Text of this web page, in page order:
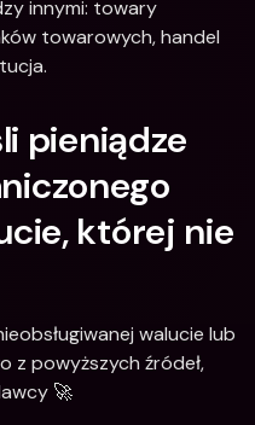
innymi: towary
towarowych, handel
pieniądze
której nie
walucie lub
z powyższych źródeł,
🚀